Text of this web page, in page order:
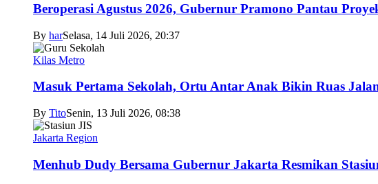
Beroperasi Agustus 2026, Gubernur Pramono Pantau
By harSelasa, 14 Juli 2026, 20:37
Kilas Metro
Masuk Pertama Sekolah, Ortu Antar Anak Bikin Ruas
By TitoSenin, 13 Juli 2026, 08:38
Jakarta Region
Menhub Dudy Bersama Gubernur Jakarta Resmikan